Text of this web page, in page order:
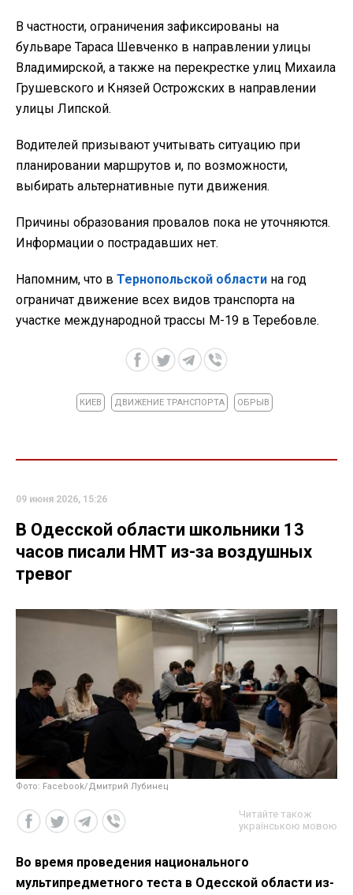
В частности, ограничения зафиксированы на
бульваре Тараса Шевченко в направлении улицы
Владимирской, а также на перекрестке улиц Михаила
Грушевского и Князей Острожских в направлении
улицы Липской.
Водителей призывают учитывать ситуацию при
планировании маршрутов и, по возможности,
выбирать альтернативные пути движения.
Причины образования провалов пока не уточняются.
Информации о пострадавших нет.
Напомним, что в Тернопольской области на год
ограничат движение всех видов транспорта на
участке международной трассы М-19 в Теребовле.
КИЕВ ДВИЖЕНИЕ ТРАНСПОРТА ОБРЫВ
09 июня 2026, 15:26
В Одесской области школьники 13
часов писали НМТ из-за воздушных
тревог
Фото: Facebook/Дмитрий Лубинец
Читайте також
українською мовою
Во время проведения национального
мультипредметного теста в Одесской области из-